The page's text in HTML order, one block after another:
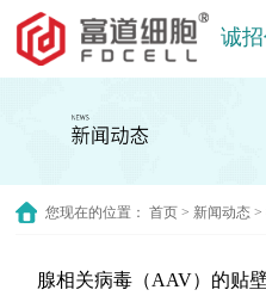
诚
您现在的位置：首页 > 新闻动态 >
腺相关病毒（AAV）的贴